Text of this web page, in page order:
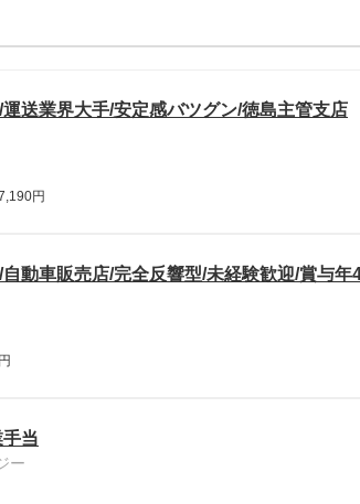
送業界大手/安定感バツグン/徳島主管支店
円
動車販売店/完全反響型/未経験歓迎/賞与年
当
ー